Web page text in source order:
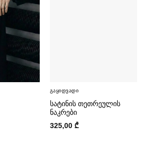
Გაყიდვადი
ᲡᲐᲢᲘᲜᲘᲡ ᲗᲔᲗᲠᲔᲣᲚᲘᲡ
ᲜᲐᲙᲠᲔᲑᲘ
325,00 ₾